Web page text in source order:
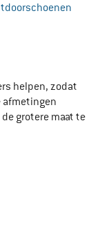
helpen, zodat
afmetingen
grotere maat te